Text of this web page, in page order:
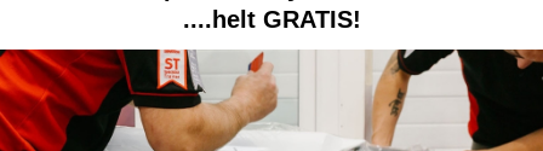
....helt GRATIS!